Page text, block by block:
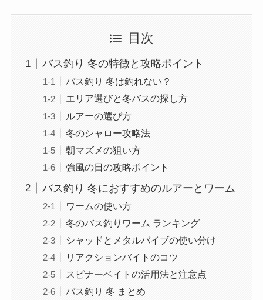
目次
バス釣り 冬の特徴と攻略ポイント
バス釣り 冬は釣れない？
エリア選びと冬バスの探し方
ルアーの選び方
冬のシャロー攻略法
朝マズメの狙い方
強風の日の攻略ポイント
バス釣り 冬におすすめのルアーとワーム
ワームの使い方
冬のバス釣りワーム ランキング
シャッドとメタルバイブの使い分け
リアクションバイトのコツ
スピナーベイトの活用法と注意点
バス釣り 冬 まとめ